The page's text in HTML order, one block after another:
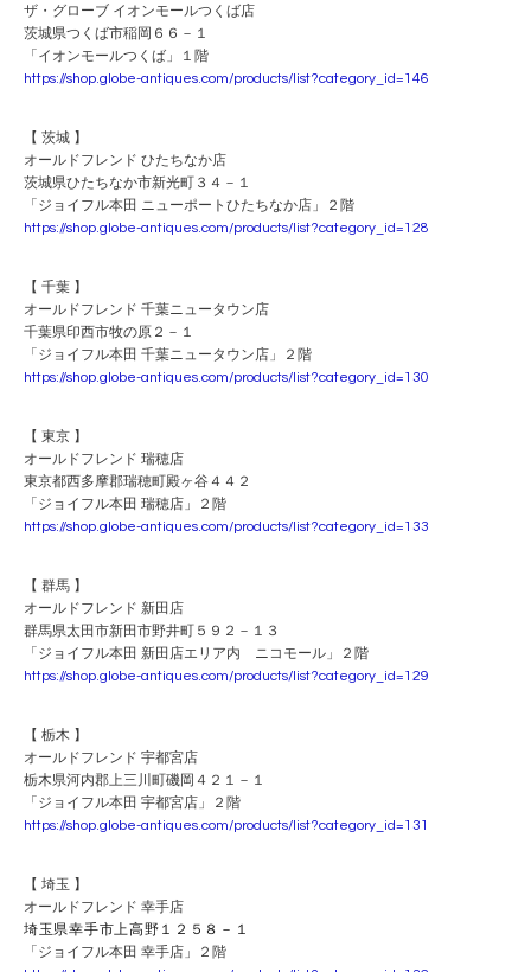
ザ・グローブ イオンモールつくば店
茨城県つくば市稲岡６６－１
「イオンモールつくば」１階
https://shop.globe-antiques.com/products/list?category_id=146
【 茨城 】
オールドフレンド ひたちなか店
茨城県ひたちなか市新光町３４－１
「ジョイフル本田 ニューポートひたちなか店」２階
https://shop.globe-antiques.com/products/list?category_id=128
【 千葉 】
オールドフレンド 千葉ニュータウン店
千葉県印西市牧の原２－１
「ジョイフル本田 千葉ニュータウン店」２階
https://shop.globe-antiques.com/products/list?category_id=130
【 東京 】
オールドフレンド 瑞穂店
東京都西多摩郡瑞穂町殿ヶ谷４４２
「ジョイフル本田 瑞穂店」２階
https://shop.globe-antiques.com/products/list?category_id=133
【 群馬 】
オールドフレンド 新田店
群馬県太田市新田市野井町５９２－１３
「ジョイフル本田 新田店エリア内 ニコモール」２階
https://shop.globe-antiques.com/products/list?category_id=129
【 栃木 】
オールドフレンド 宇都宮店
栃木県河内郡上三川町磯岡４２１－１
「ジョイフル本田 宇都宮店」２階
https://shop.globe-antiques.com/products/list?category_id=131
【 埼玉 】
オールドフレンド 幸手店
埼玉県幸手市上高野１２５８－１
「ジョイフル本田 幸手店」２階